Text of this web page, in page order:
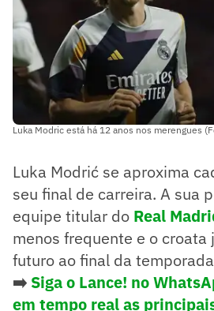
Luka Modric está há 12 anos nos merengues
Luka Modrić se aproxima
seu final de carreira. A sua
equipe titular do Real
menos frequente e o croata
futuro ao final da
➡️ Siga o Lance! no
em tempo real as